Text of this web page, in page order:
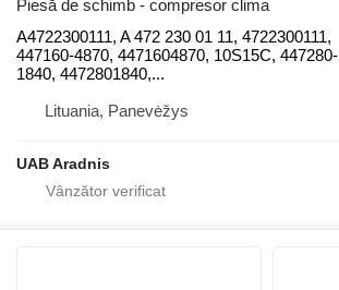
Piesă de schimb - compresor clima
A4722300111, A 472 230 01 11, 4722300111,
447160-4870, 4471604870, 10S15C, 447280-
1840, 4472801840,...
Lituania, Panevėžys
UAB Aradnis